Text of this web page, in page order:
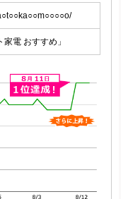
家電 おすすめ」